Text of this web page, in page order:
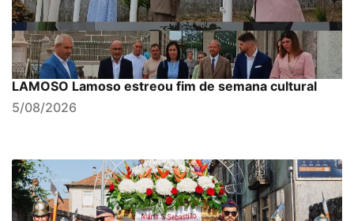
LAMOSO Lamoso estreou fim de semana cultural
5/08/2026